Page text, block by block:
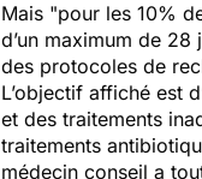
Mais "pour les 10%
d’un maximum de 28
des protocoles de
L’objectif affiché est
et des traitements
traitements
médecin conseil a